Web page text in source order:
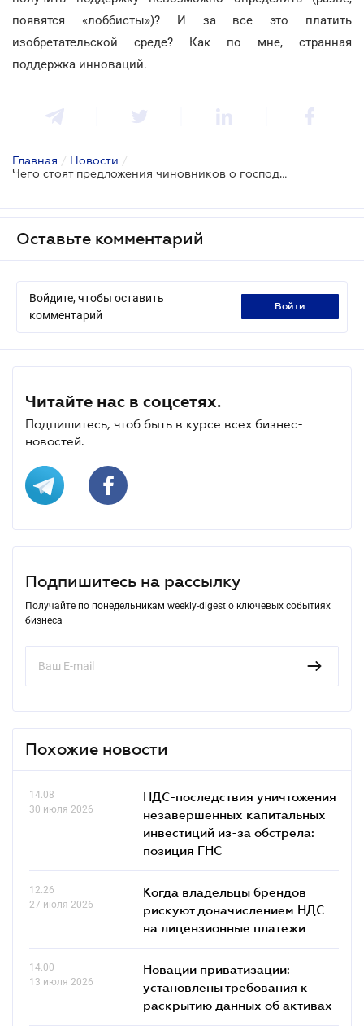
появятся «лоббисты»)? И за все это платить
изобретательской среде? Как по мне, странная
поддержка инноваций.
Главная / Новости /
Чего стоят предложения чиновников о господдержке инноваций?
Оставьте комментарий
Войдите, чтобы оставить
комментарий
войти
Читайте нас в соцсетях.
Подпишитесь, чтоб быть в курсе всех бизнес-
новостей.
Подпишитесь на рассылку
Получайте по понедельникам weekly-digest о ключевых событиях
бизнеса
Похожие новости
14.08
30 июля 2026
НДС-последствия уничтожения
незавершенных капитальных
инвестиций из-за обстрела:
позиция ГНС
12.26
27 июля 2026
Когда владельцы брендов
рискуют доначислением НДС
на лицензионные платежи
14.00
13 июля 2026
Новации приватизации:
установлены требования к
раскрытию данных об активах